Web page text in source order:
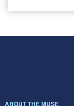
ABOUT THE MUSE